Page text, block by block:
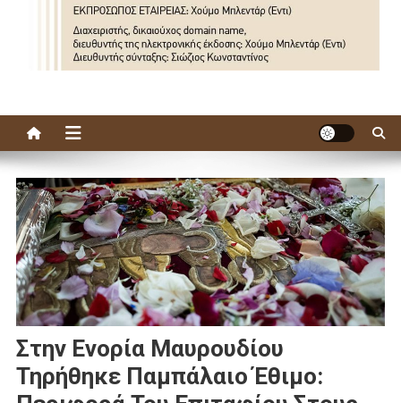
Στην Ενορία Μαυρουδίου
Τηρήθηκε Παμπάλαιο Έθιμο: